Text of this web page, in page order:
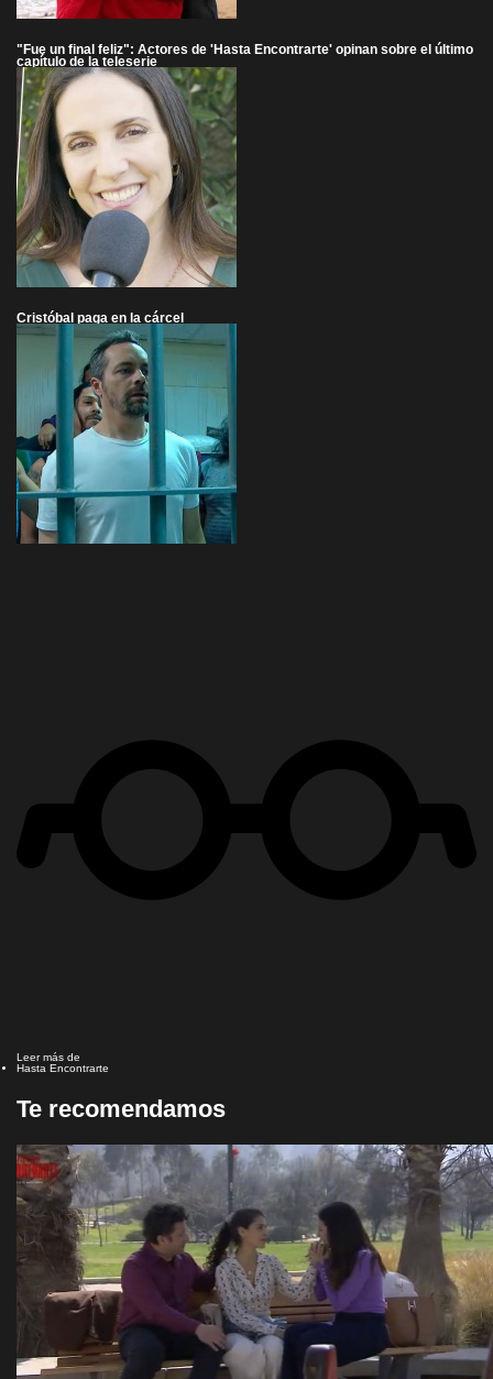
"Fue un final feliz": Actores de 'Hasta Encontrarte' opinan sobre el último
capítulo de la teleserie
Cristóbal paga en la cárcel
Leer más de
Hasta Encontrarte
Te recomendamos